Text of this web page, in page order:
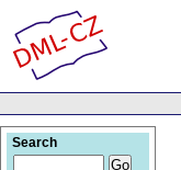
Search